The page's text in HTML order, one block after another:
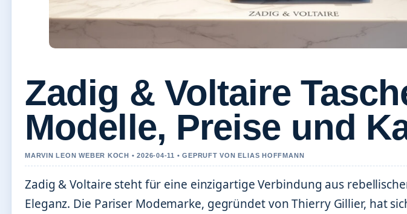
Zadig & Voltaire
Modelle, Preise und
MARVIN LEON WEBER KOCH • 2026-04-11 • GEPRUFT VON ELIAS HOFFMANN
Zadig & Voltaire steht für eine einzigartige Verbindung aus
Eleganz. Die Pariser Modemarke, gegründet von Thierry Gillier, hat